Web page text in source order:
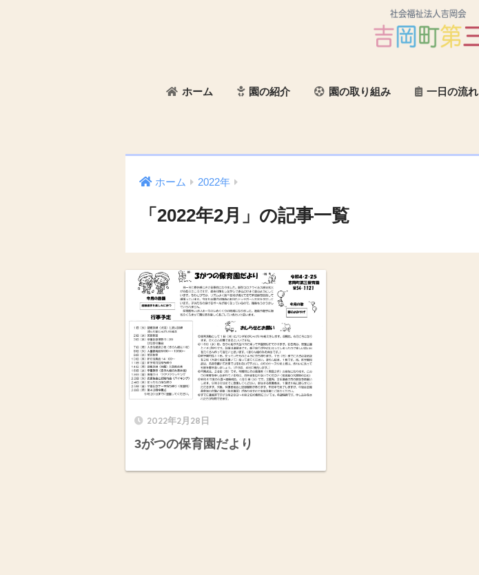
ホーム 園の紹介 園の取り組み 一日の流れ
ホーム 2022年
「2022年2月」の記事一覧
2022年2月28日
3がつの保育園だより